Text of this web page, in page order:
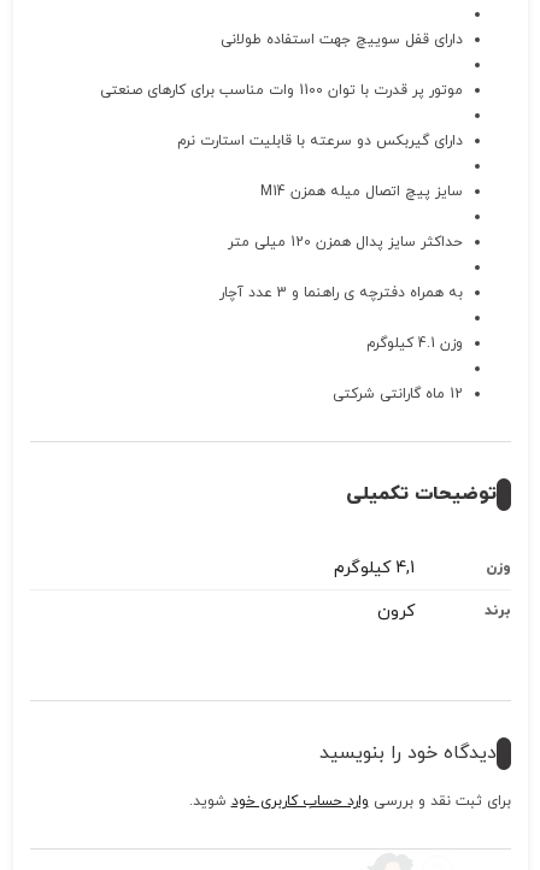
دارای قفل سوییچ جهت استفاده طولانی
موتور پر قدرت با توان 1100 وات مناسب برای کارهای صنعتی
دارای گیربکس دو سرعته با قابلیت استارت نرم
سایز پیچ اتصال میله همزن M14
حداکثر سایز پدال همزن 120 میلی متر
به همراه دفترچه ی راهنما و 3 عدد آچار
وزن 4.1 کیلوگرم
12 ماه گارانتی شرکتی
توضیحات تکمیلی
وزن 4,1 کیلوگرم
برند کرون
دیدگاه خود را بنویسید
برای ثبت نقد و بررسی وارد حساب کاربری خود شوید.